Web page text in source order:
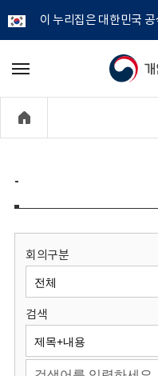
이 누리집은 대한민국
개
정
보
원
회
메
기
-
회의구분
검색